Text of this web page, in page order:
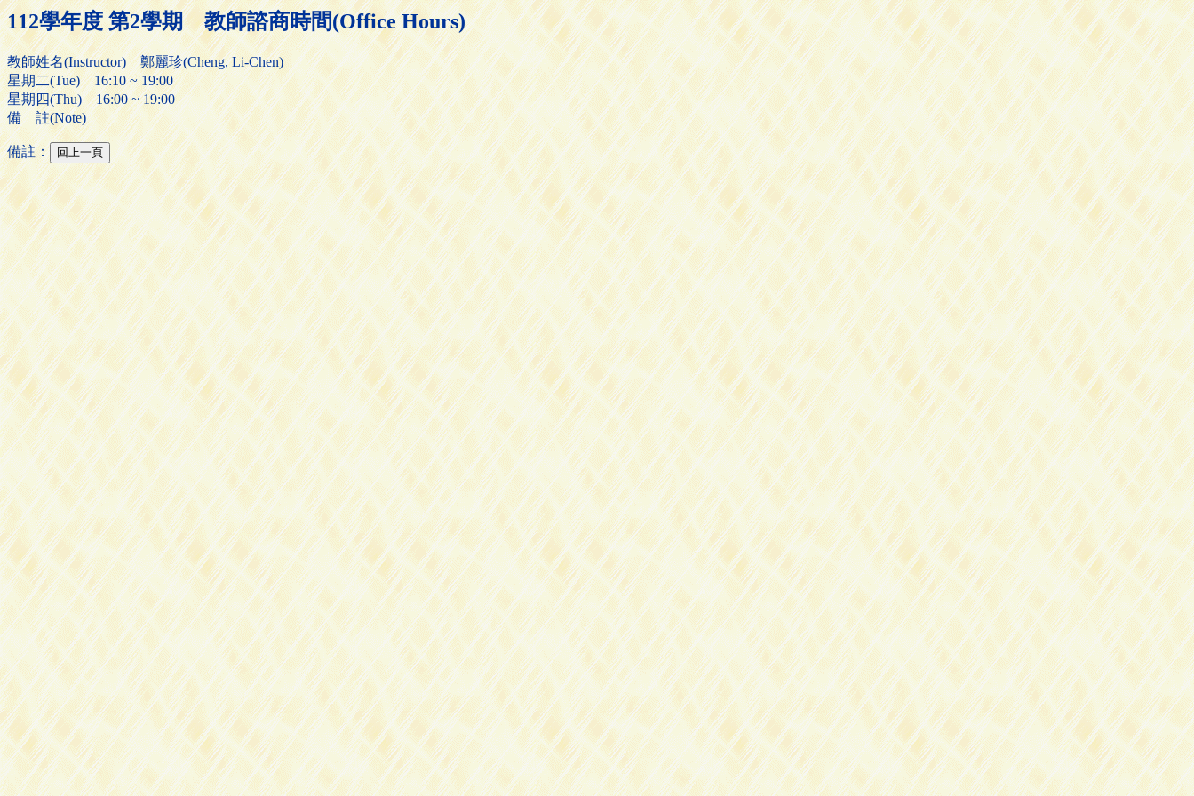
112學年度 第2學期 教師諮商時間(Office Hours)
教師姓名(Instructor) 鄭麗珍(Cheng, Li-Chen)
星期二(Tue) 16:10 ~ 19:00
星期四(Thu) 16:00 ~ 19:00
備 註(Note)
備註：